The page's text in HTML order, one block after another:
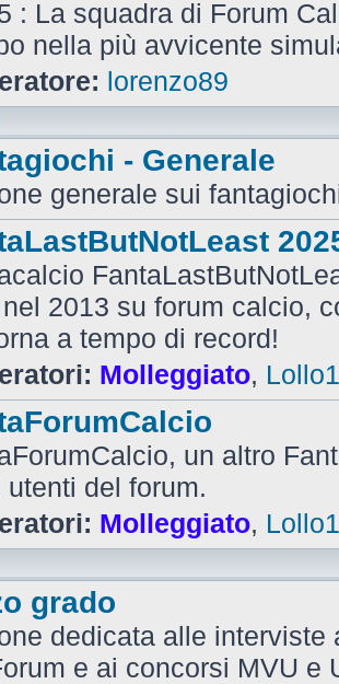
: La squadra di Forum
nella più avvicente
lorenzo89
- Generale
generale sui
2013 su forum calcio,
a tempo di record!
Molleggiato,
un altro
utenti del forum.
Molleggiato,
grado
dedicata alle interviste
e ai concorsi MVU e